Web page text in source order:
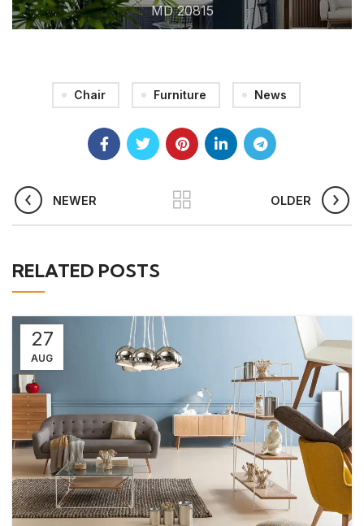
MD 20815
Chair Furniture News
NEWER OLDER
RELATED POSTS
27
AUG